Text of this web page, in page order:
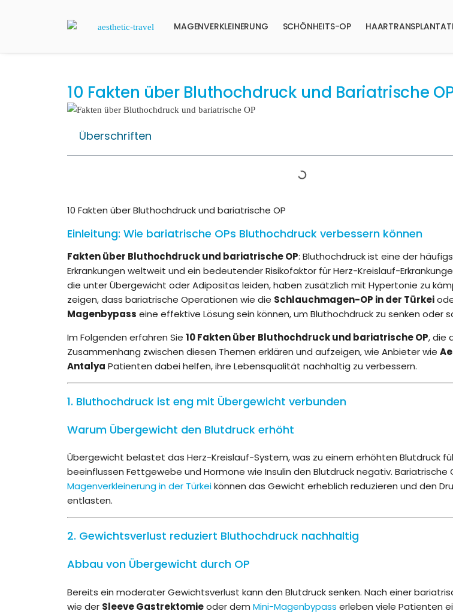
MAGENVERKLEINERUNG SCHÖNHEITS-OP
10 Fakten über Bluthochdruck und Bariatrische
Überschriften
10 Fakten über Bluthochdruck und bariatrische OP
Einleitung: Wie bariatrische OPs Bluthochdruck verbessern können
Fakten über Bluthochdruck und bariatrische OP: Bluthochdruck ist eine der
Erkrankungen weltweit und ein bedeutender Risikofaktor für Herz-Kreislauf-
die unter Übergewicht oder Adipositas leiden, haben zusätzlich mit Hypertonie zu
zeigen, dass bariatrische Operationen wie die Schlauchmagen-OP in der Türkei
Magenbypass eine effektive Lösung sein können, um Bluthochdruck zu senken oder
Im Folgenden erfahren Sie 10 Fakten über Bluthochdruck und bariatrische OP, die
Zusammenhang zwischen diesen Themen erklären und aufzeigen, wie Anbieter wie
Antalya Patienten dabei helfen, ihre Lebensqualität nachhaltig zu verbessern.
1. Bluthochdruck ist eng mit Übergewicht verbunden
Warum Übergewicht den Blutdruck erhöht
Übergewicht belastet das Herz-Kreislauf-System, was zu einem erhöhten Blutdruck
beeinflussen Fettgewebe und Hormone wie Insulin den Blutdruck negativ. Bariatrische
Magenverkleinerung in der Türkeikönnen das Gewicht erheblich reduzieren und den
entlasten.
2. Gewichtsverlust reduziert Bluthochdruck nachhaltig
Abbau von Übergewicht durch OP
Bereits ein moderater Gewichtsverlust kann den Blutdruck senken. Nach einer
wie der Sleeve Gastrektomieoder dem Mini-Magenbypass erleben viele Patienten